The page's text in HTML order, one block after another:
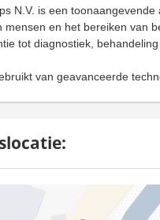
N.V. is een
mensen en het bereiken van
tot diagnostiek, behandeling
van geavanceerde